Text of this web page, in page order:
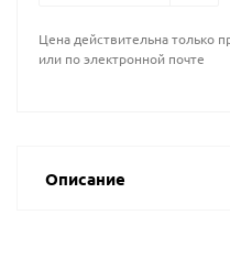
Цена действительна только
или по электронной почте
Описание